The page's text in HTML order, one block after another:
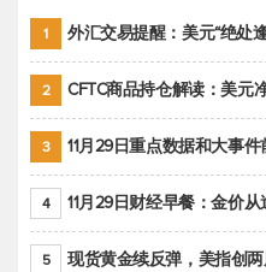
1 外汇交易提醒：美元“绝处
2 CFTC商品持仓解读：美元净空头创
3 11月29日重点数据和大事件
4 11月29日财经早餐：金价从逾一周高
5 现货黄金续反弹，美指创